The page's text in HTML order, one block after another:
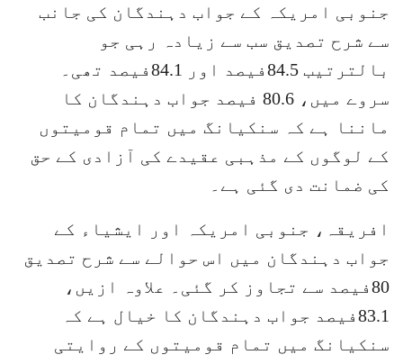
جنوبی امریکہ کے جواب دہندگان کی جانب
سے شرح تصدیق سب سے زیادہ رہی جو
بالترتیب 84.5فیصد اور 84.1فیصد تھی۔
سروے میں، 80.6 فیصد جواب دہندگان کا
ماننا ہے کہ سنکیانگ میں تمام قومیتوں
کے لوگوں کے مذہبی عقیدے کی آزادی کے حق
کی ضمانت دی گئی ہے۔
افریقہ، جنوبی امریکہ اور ایشیاء کے
جواب دہندگان میں اس حوالے سے شرح تصدیق
80فیصد سے تجاوز کر گئی۔ علاوہ ازیں،
83.1فیصد جواب دہندگان کا خیال ہے کہ
سنکیانگ میں تمام قومیتوں کے روایتی